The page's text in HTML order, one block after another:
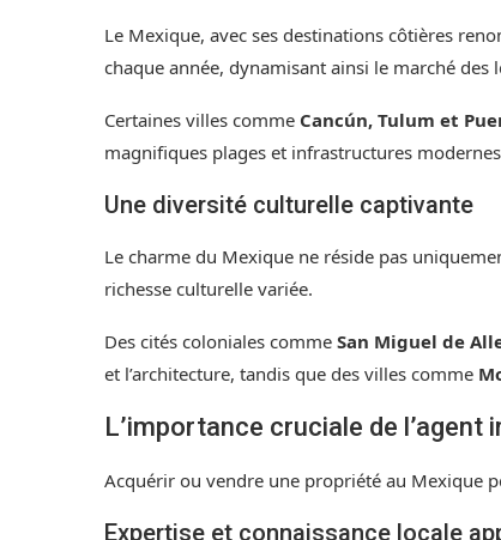
Le Mexique, avec ses destinations côtières
chaque année, dynamisant ainsi le marché des
Certaines villes comme Cancún, Tulum et
magnifiques plages et infrastructures
Une diversité culturelle captivante
Le charme du Mexique ne réside pas
richesse culturelle variée.
Des cités coloniales comme San Miguel de
et l’architecture, tandis que des villes comme
L’importance cruciale de l’agent
Acquérir ou vendre une propriété au Mexique
Expertise et connaissance locale